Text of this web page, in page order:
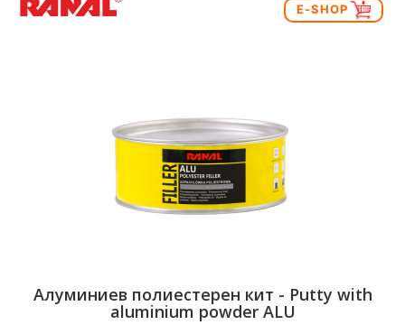
E-SHOP
Алуминиев полиестерен кит - Putty with
aluminium powder ALU